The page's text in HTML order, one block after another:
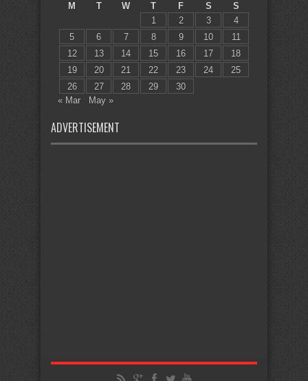
M
T W T F S
S
1
2 3
4
5
6 7 8 9 10
11
12
13 14 15 16 17
18
19
20 21 22 23 24
25
26
27 28 29
30
« Mar
May »
ADVERTISEMENT